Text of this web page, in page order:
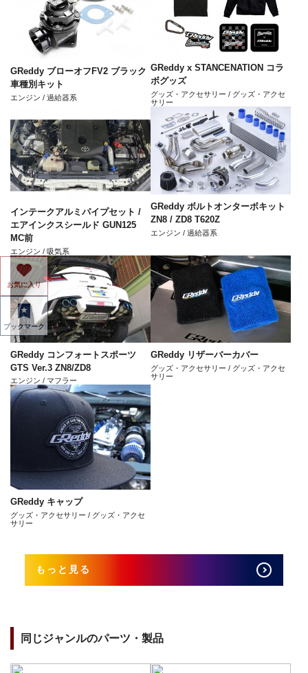
GReddy ブローオフFV2 ブラック
車種別キット
エンジン / 過給器系
GReddy x STANCENATION コラ
ボグッズ
グッズ・アクセサリー / グッズ・アクセ
サリー
インテークアルミパイプセット /
エアインクスシールド GUN125
MC前
エンジン / 吸気系
GReddy ボルトオンターボキット
ZN8 / ZD8 T620Z
エンジン / 過給器系
GReddy コンフォートスポーツ
GTS Ver.3 ZN8/ZD8
エンジン / マフラー
GReddy リザーバーカバー
グッズ・アクセサリー / グッズ・アクセ
サリー
GReddy キャップ
グッズ・アクセサリー / グッズ・アクセ
サリー
もっと見る
同じジャンルのパーツ・製品
お気に入り
ブックマーク